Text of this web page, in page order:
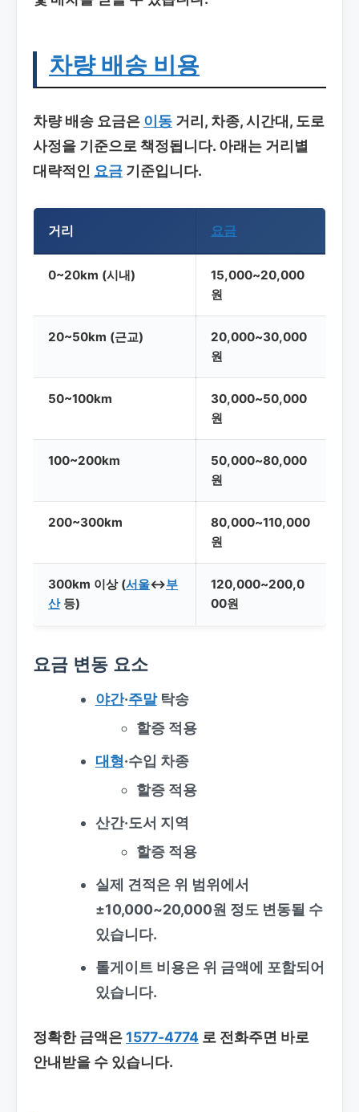
차량 배송 비용
차량 배송 요금은 이동 거리, 차종, 시간대, 도로
사정을 기준으로 책정됩니다. 아래는 거리별
대략적인 요금 기준입니다.
거리 요금
0~20km (시내)
15,000~20,000
원
20~50km (근교)
20,000~30,000
원
50~100km
30,000~50,000
원
100~200km
50,000~80,000
원
200~300km
80,000~110,000
원
300km 이상 (서울↔부
산등)
120,000~200,0
00원
요금 변동 요소
야간·주말탁송
할증 적용
대형·수입 차종
할증 적용
산간·도서 지역
할증 적용
실제 견적은 위 범위에서
±10,000~20,000원 정도 변동될 수
있습니다.
톨게이트 비용은 위 금액에 포함되어
있습니다.
정확한 금액은1577-4774 로 전화주면 바로
안내받을 수 있습니다.